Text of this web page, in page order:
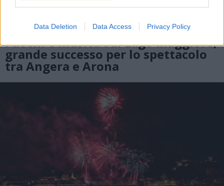
Data Deletion Data Access Privacy Policy
Fuochi e musica sul Lago Maggiore,
grande successo per lo spettacolo
tra Angera e Arona